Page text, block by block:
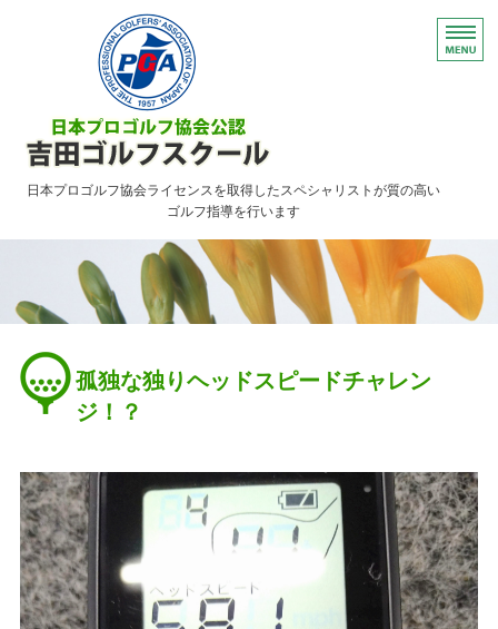
日本プロゴルフ協会ライセンスを取得したスペシャリストが質の高い
ゴルフ指導を行います
レッスンのご案内
ご予約について・FAQ
アクセス
孤独な独りヘッドスピードチャレン
ジ！？